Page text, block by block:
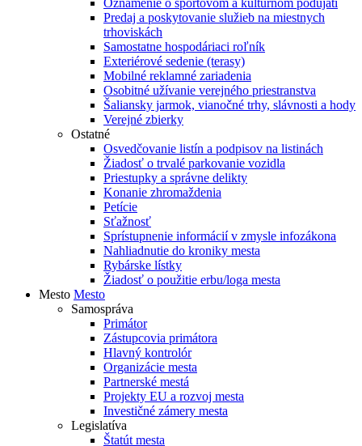
Oznámenie o športovom a kultúrnom podujatí
Predaj a poskytovanie služieb na miestnych
trhoviskách
Samostatne hospodáriaci roľník
Exteriérové sedenie (terasy)
Mobilné reklamné zariadenia
Osobitné užívanie verejného priestranstva
Šaliansky jarmok, vianočné trhy, slávnosti a hody
Verejné zbierky
Ostatné
Osvedčovanie listín a podpisov na listinách
Žiadosť o trvalé parkovanie vozidla
Priestupky a správne delikty
Konanie zhromaždenia
Petície
Sťažnosť
Sprístupnenie informácií v zmysle infozákona
Nahliadnutie do kroniky mesta
Rybárske lístky
Žiadosť o použitie erbu/loga mesta
Mesto Mesto
Samospráva
Primátor
Zástupcovia primátora
Hlavný kontrolór
Organizácie mesta
Partnerské mestá
Projekty EU a rozvoj mesta
Investičné zámery mesta
Legislatíva
Štatút mesta